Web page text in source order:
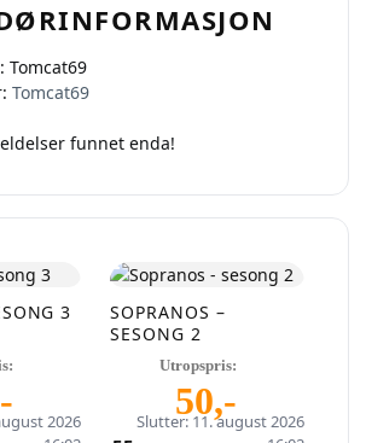
Tomcat69
Tomcat69
funnet enda!
2026
3
Slutter: 11. august 2026
SOPRANOS –
SESONG 2
Utropspris:
50,-
smartere – helt